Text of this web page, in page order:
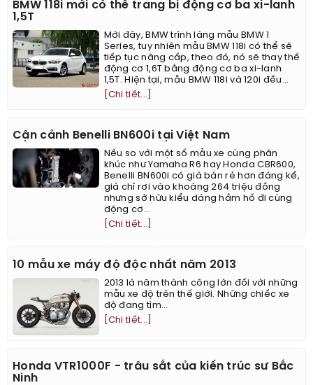
BMW 118i mới có thể trang bị động cơ ba xi-lanh
1,5T
Mới đây, BMW trình làng mẫu BMW 1
Series, tuy nhiên mẫu BMW 118i có thể sẽ
tiếp tục nâng cấp, theo đó, nó sẽ thay thế
động cơ 1,6T bằng động cơ ba xi-lanh
1,5T. Hiện tại, mẫu BMW 118i và 120i đều...
[Chi tiết...]
Cận cảnh Benelli BN600i tại Việt Nam
Nếu so với một số mẫu xe cùng phân
khúc như Yamaha R6 hay Honda CBR600,
Benelli BN600i có giá bán rẻ hơn đáng kể,
giá chỉ rơi vào khoảng 264 triệu đồng
nhưng sở hữu kiểu dáng hầm hố đi cùng
động cơ...
[Chi tiết...]
10 mẫu xe máy độ độc nhất năm 2013
2013 là năm thành công lớn đối với những
mẫu xe độ trên thế giới. Những chiếc xe
độ đang tìm...
[Chi tiết...]
Honda VTR1000F - trâu sắt của kiến trúc sư Bắc
Ninh